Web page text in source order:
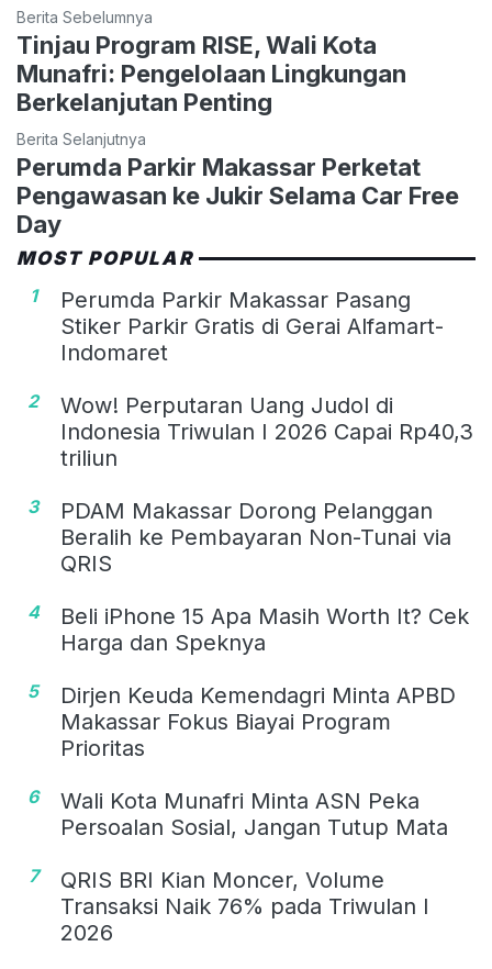
Berita Sebelumnya
Tinjau Program RISE, Wali Kota
Munafri: Pengelolaan Lingkungan
Berkelanjutan Penting
Berita Selanjutnya
Perumda Parkir Makassar Perketat
Pengawasan ke Jukir Selama Car Free
Day
MOST POPULAR
1
Perumda Parkir Makassar Pasang
Stiker Parkir Gratis di Gerai Alfamart-
Indomaret
2
Wow! Perputaran Uang Judol di
Indonesia Triwulan I 2026 Capai Rp40,3
triliun
3
PDAM Makassar Dorong Pelanggan
Beralih ke Pembayaran Non-Tunai via
QRIS
4
Beli iPhone 15 Apa Masih Worth It? Cek
Harga dan Speknya
5
Dirjen Keuda Kemendagri Minta APBD
Makassar Fokus Biayai Program
Prioritas
6
Wali Kota Munafri Minta ASN Peka
Persoalan Sosial, Jangan Tutup Mata
7
QRIS BRI Kian Moncer, Volume
Transaksi Naik 76% pada Triwulan I
2026